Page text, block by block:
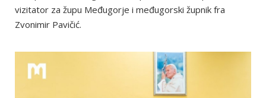
vizitator za župu Međugorje i međugorski župnik fra
Zvonimir Pavičić.